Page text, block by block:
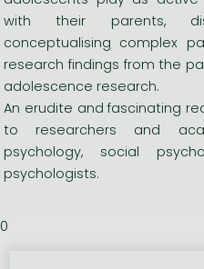
with their parents,
conceptualising complex
research findings from the
adolescence research.
An erudite and fascinating
to researchers and
psychology, social
psychologists.
0